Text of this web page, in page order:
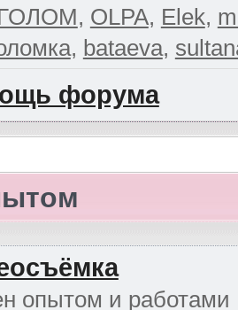
, OLPA, Elek,
, bataeva,
форума
опытом и работами